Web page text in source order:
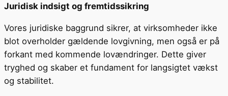
Juridisk indsigt og fremtidssikring
Vores juridiske baggrund sikrer, at virksomheder ikke
blot overholder gældende lovgivning, men også er på
forkant med kommende lovændringer. Dette giver
tryghed og skaber et fundament for langsigtet vækst
og stabilitet.